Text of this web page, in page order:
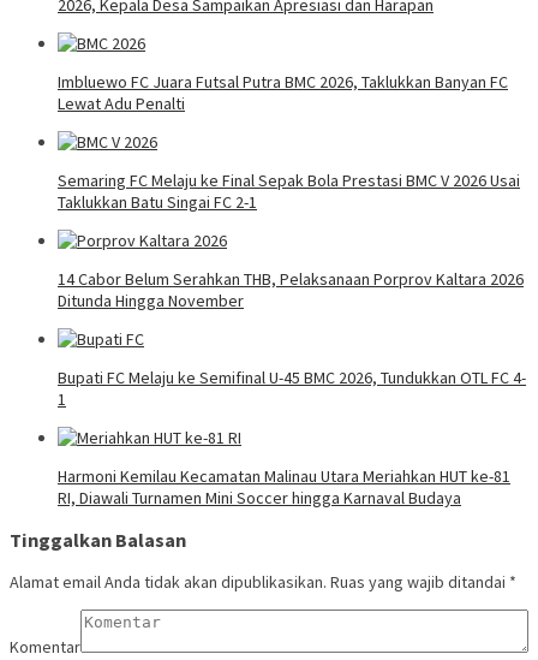
2026, Kepala Desa Sampaikan Apresiasi dan Harapan
Imbluewo FC Juara Futsal Putra BMC 2026, Taklukkan Banyan FC
Lewat Adu Penalti
Semaring FC Melaju ke Final Sepak Bola Prestasi BMC V 2026 Usai
Taklukkan Batu Singai FC 2-1
14 Cabor Belum Serahkan THB, Pelaksanaan Porprov Kaltara 2026
Ditunda Hingga November
Bupati FC Melaju ke Semifinal U-45 BMC 2026, Tundukkan OTL FC 4-
1
Harmoni Kemilau Kecamatan Malinau Utara Meriahkan HUT ke-81
RI, Diawali Turnamen Mini Soccer hingga Karnaval Budaya
Tinggalkan Balasan
Alamat email Anda tidak akan dipublikasikan. Ruas yang wajib ditandai *
Komentar